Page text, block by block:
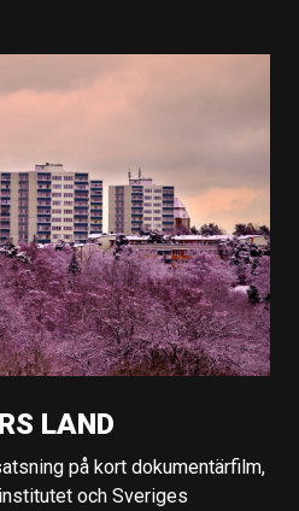
LAND
på kort dokumentärfilm,
och Sveriges